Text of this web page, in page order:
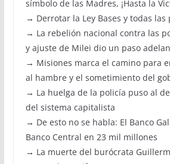
símbolo de las Madres, ¡Hasta la
→ Derrotar la Ley Bases y todas
→ La rebelión nacional contra las
y ajuste de Milei dio un paso
→ Misiones marca el camino para
al hambre y el sometimiento del
→ La huelga de la policía puso al
del sistema capitalista
→ De esto no se habla: El Banco
Banco Central en 23 mil millones
→ La muerte del burócrata